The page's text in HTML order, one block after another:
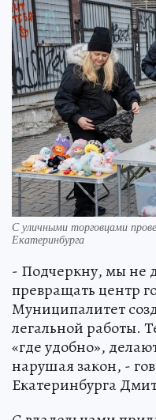
С уличными торговцами
Екатеринбурга
- Подчеркну, мы не
превращать центр
Муниципалитет
легальной работы.
«где удобно»,
нарушая закон, -
Екатеринбурга